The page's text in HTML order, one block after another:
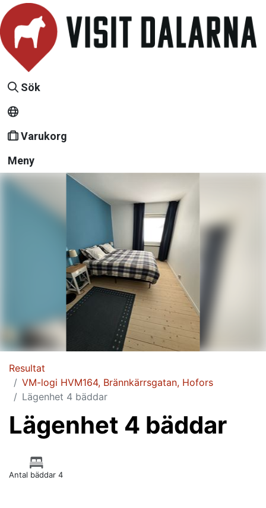
Sök
Varukorg
Meny
Resultat
VM-logi HVM164, Brännkärrsgatan, Hofors
Lägenhet 4 bäddar
Lägenhet 4 bäddar
Antal bäddar 4